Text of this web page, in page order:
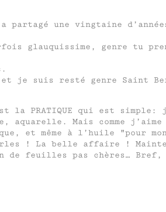
partagé une vingtaine
glauquissime, genre tu
je suis resté genre Saint
PRATIQUE qui est
aquarelle. Mais comme
et même à l’huile
pour
! La belle affaire !
feuilles pas chères…